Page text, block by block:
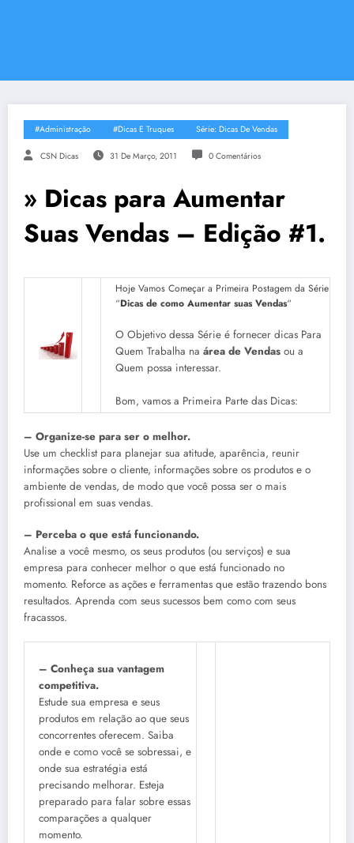
#Administração #Dicas E Truques Série: Dicas De Vendas
CSN Dicas 31 De Março, 2011 0 Comentários
» Dicas para Aumentar
Suas Vendas – Edição #1.
Hoje Vamos Começar a Primeira Postagem da Série
“Dicas de como Aumentar suas Vendas“
O Objetivo dessa Série é fornecer dicas Para
Quem Trabalha na área de Vendas ou a
Quem possa interessar.
Bom, vamos a Primeira Parte das Dicas:
– Organize-se para ser o melhor.
Use um checklist para planejar sua atitude, aparência, reunir
informações sobre o cliente, informações sobre os produtos e o
ambiente de vendas, de modo que você possa ser o mais
profissional em suas vendas.
– Perceba o que está funcionando.
Analise a você mesmo, os seus produtos (ou serviços) e sua
empresa para conhecer melhor o que está funcionado no
momento. Reforce as ações e ferramentas que estão trazendo bons
resultados. Aprenda com seus sucessos bem como com seus
fracassos.
– Conheça sua vantagem
competitiva.
Estude sua empresa e seus
produtos em relação ao que seus
concorrentes oferecem. Saiba
onde e como você se sobressai, e
onde sua estratégia está
precisando melhorar. Esteja
preparado para falar sobre essas
comparações a qualquer
momento.